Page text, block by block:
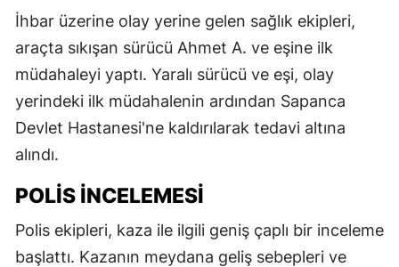
İhbar üzerine olay yerine gelen sağlık ekipleri,
araçta sıkışan sürücü Ahmet A. ve eşine ilk
müdahaleyi yaptı. Yaralı sürücü ve eşi, olay
yerindeki ilk müdahalenin ardından Sapanca
Devlet Hastanesi'ne kaldırılarak tedavi altına
alındı.
POLIS İNCELEMESI
Polis ekipleri, kaza ile ilgili geniş çaplı bir inceleme
başlattı. Kazanın meydana geliş sebepleri ve